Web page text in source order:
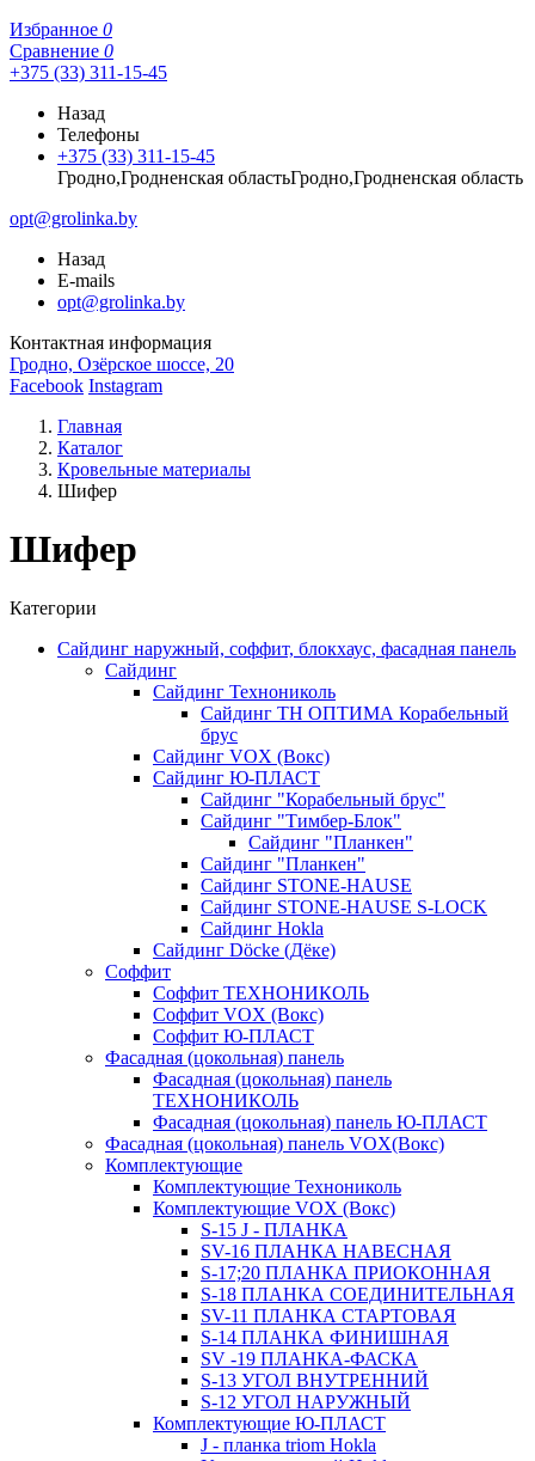
Избранное 0
Сравнение 0
+375 (33) 311-15-45
Назад
Телефоны
+375 (33) 311-15-45
Гродно,Гродненская областьГродно,Гродненская область
opt@grolinka.by
Назад
E-mails
opt@grolinka.by
Контактная информация
Гродно, Озёрское шоссе, 20
Facebook Instagram
Главная
Каталог
Кровельные материалы
Шифер
Шифер
Категории
Сайдинг наружный, соффит, блокхаус, фасадная панель
Сайдинг
Сайдинг Технониколь
Сайдинг ТН ОПТИМА Корабельный
брус
Сайдинг VOX (Вокс)
Сайдинг Ю-ПЛАСТ
Сайдинг "Корабельный брус"
Сайдинг "Тимбер-Блок"
Сайдинг "Планкен"
Сайдинг "Планкен"
Сайдинг STONE-HAUSE
Сайдинг STONE-HAUSE S-LOCK
Сайдинг Hokla
Сайдинг Döcke (Дёке)
Соффит
Соффит ТЕХНОНИКОЛЬ
Соффит VOX (Вокс)
Соффит Ю-ПЛАСТ
Фасадная (цокольная) панель
Фасадная (цокольная) панель
ТЕХНОНИКОЛЬ
Фасадная (цокольная) панель Ю-ПЛАСТ
Фасадная (цокольная) панель VOX(Вокс)
Комплектующие
Комплектующие Технониколь
Комплектующие VOX (Вокс)
S-15 J - ПЛАНКА
SV-16 ПЛАНКА НАВЕСНАЯ
S-17;20 ПЛАНКА ПРИОКОННАЯ
S-18 ПЛАНКА СОЕДИНИТЕЛЬНАЯ
SV-11 ПЛАНКА СТАРТОВАЯ
S-14 ПЛАНКА ФИНИШНАЯ
SV -19 ПЛАНКА-ФАСКА
S-13 УГОЛ ВНУТРЕННИЙ
S-12 УГОЛ НАРУЖНЫЙ
Комплектующие Ю-ПЛАСТ
J - планка triom Hokla